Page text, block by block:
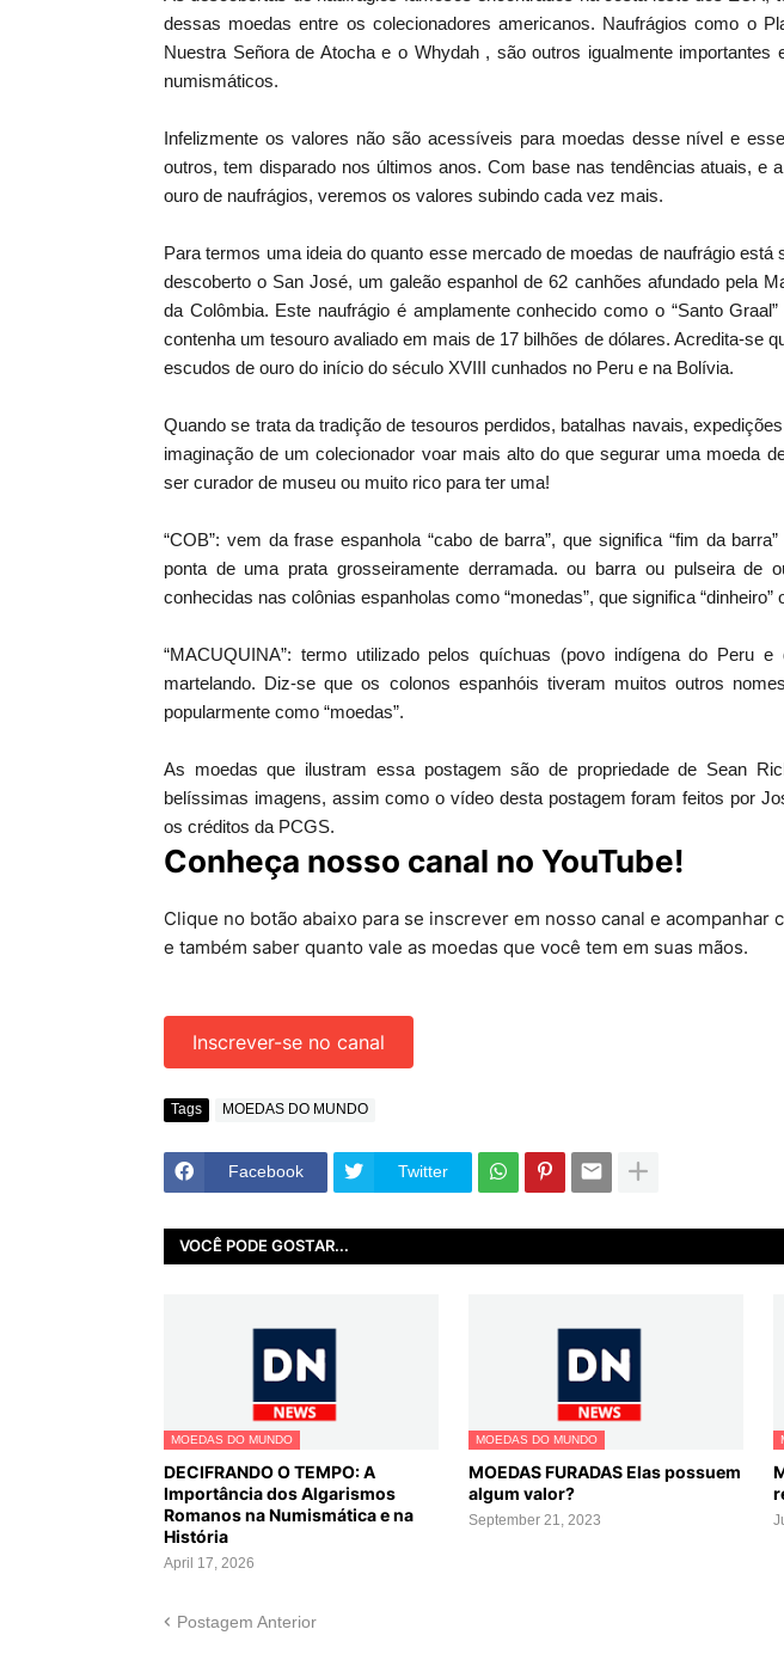
dessas moedas entre os colecionadores americanos. Naufrágios como o
Nuestra Señora de Atocha e o Whydah , são outros igualmente importantes
numismáticos.
Infelizmente os valores não são acessíveis para moedas desse nível e
outros, tem disparado nos últimos anos. Com base nas tendências atuais, e
ouro de naufrágios, veremos os valores subindo cada vez mais.
Para termos uma ideia do quanto esse mercado de moedas de naufrágio está
descoberto o San José, um galeão espanhol de 62 canhões afundado pela
da Colômbia. Este naufrágio é amplamente conhecido como o “Santo
contenha um tesouro avaliado em mais de 17 bilhões de dólares. Acredita-se
escudos de ouro do início do século XVIII cunhados no Peru e na Bolívia.
Quando se trata da tradição de tesouros perdidos, batalhas navais,
imaginação de um colecionador voar mais alto do que segurar uma moeda
ser curador de museu ou muito rico para ter uma!
“COB”: vem da frase espanhola “cabo de barra”, que significa “fim da
ponta de uma prata grosseiramente derramada. ou barra ou pulseira de
conhecidas nas colônias espanholas como “monedas”, que significa “dinheiro”
“MACUQUINA”: termo utilizado pelos quíchuas (povo indígena do Peru
martelando. Diz-se que os colonos espanhóis tiveram muitos outros
popularmente como “moedas”.
As moedas que ilustram essa postagem são de propriedade de Sean
belíssimas imagens, assim como o vídeo desta postagem foram feitos por
os créditos da PCGS.
Conheça nosso canal no YouTube!
Clique no botão abaixo para se inscrever em nosso canal e acompanhar
e também saber quanto vale as moedas que você tem em suas mãos.
Inscrever-se no canal
Tags MOEDAS DO MUNDO
Facebook Twitter
VOCÊ PODE GOSTAR...
MOEDAS DO MUNDO
DECIFRANDO O TEMPO: A
Importância dos Algarismos
Romanos na Numismática e na
História
April 17, 2026
MOEDAS DO MUNDO
MOEDAS FURADAS Elas possuem
algum valor?
September 21, 2023
Postagem Anterior